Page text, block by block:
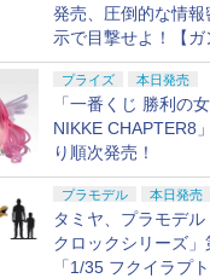
発売、圧倒的な情報
示で目撃せよ！【ガ
ース撮り下ろし】
プライズ 本日発売
「一番くじ 勝利の女
NIKKE CHAPTER8
り順次発売！
プラモデル 本日発売
タミヤ、プラモデル
クロックシリーズ」
「1/35 フクイラプト